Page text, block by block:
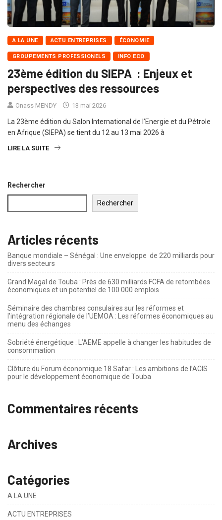
A LA UNE ACTU ENTREPRISES ÉCONOMIE
GROUPEMENTS PROFESSIONELS INFO ECO
23ème édition du SIEPA : Enjeux et
perspectives des ressources
Onass MENDY 13 mai 2026
La 23ème édition du Salon International de l’Energie et du Pétrole
en Afrique (SIEPA) se tient du 12 au 13 mai 2026 à
LIRE LA SUITE
Rechercher
Rechercher
Articles récents
Banque mondiale – Sénégal : Une enveloppe de 220 milliards pour
divers secteurs
Grand Magal de Touba : Près de 630 milliards FCFA de retombées
économiques et un potentiel de 100.000 emplois
Séminaire des chambres consulaires sur les réformes et
l’intégration régionale de l’UEMOA : Les réformes économiques au
menu des échanges
Sobriété énergétique : L’AEME appelle à changer les habitudes de
consommation
Clôture du Forum économique 18 Safar : Les ambitions de l’ACIS
pour le développement économique de Touba
Commentaires récents
Archives
Catégories
A LA UNE
ACTU ENTREPRISES